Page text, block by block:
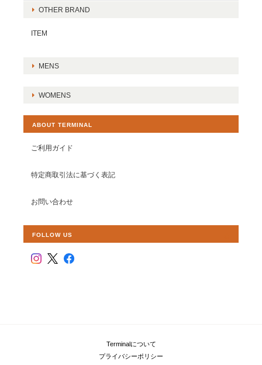
OTHER BRAND
ITEM
MENS
WOMENS
ABOUT TERMINAL
ご利用ガイド
特定商取引法に基づく表記
お問い合わせ
FOLLOW US
Terminalについて
プライバシーポリシー